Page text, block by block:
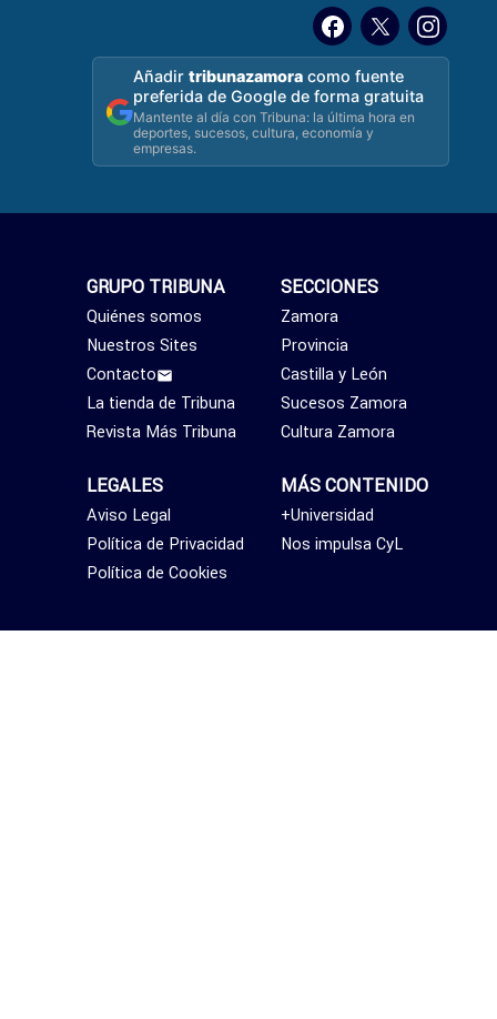
Añadirtribunazamora como fuente
preferida de Google de forma gratuita
Mantente al día con Tribuna: la última hora en
deportes, sucesos, cultura, economía y
empresas.
SECCIONES
Zamora
Provincia
Castilla y León
Sucesos Zamora
Cultura Zamora
MÁS CONTENIDO
+Universidad
Nos impulsa CyL
GRUPO TRIBUNA
Quiénes somos
Nuestros Sites
Contacto
La tienda de Tribuna
Revista Más Tribuna
LEGALES
Aviso Legal
Política de Privacidad
Política de Cookies